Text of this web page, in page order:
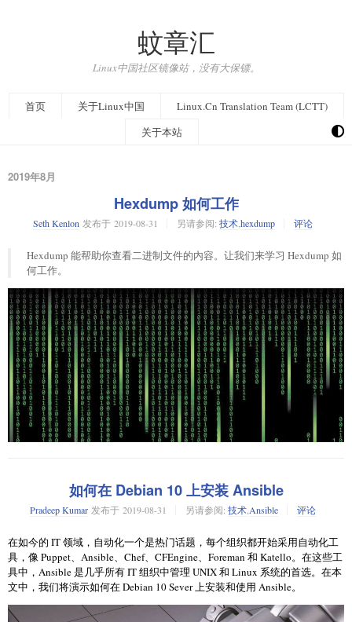
蚊章汇
Linux中国社区镜像站，没有大保镖。
首页 关于Linux中国
Linux.Cn Translation Team (LCTT)
关于本站
2019年8月
Hexdump 如何工作
Seth Kenlon 发布于 2019-08-31 另请参阅: 技术hexdump 评论
Hexdump 能帮助你查看二进制文件的内容。让我们来学习 Hexdump 如
何工作。
Hexdump 是个用十六进制、十进制、八进制数或 ASCII 码显示二进制文件
内容的工具。它是个用于检查的工具，也可用于数据恢复、逆向工程和编
程。
学习基本用法
如何在 Debian 10 上安装 Ansible
Pradeep Kumar 发布于 2019-08-31 另请参阅: 技术 Ansible 评论
在如今的 IT 领域，自动化一个是热门话题，每个组织都开始采用自动化工
具，像 Puppet、Ansible、Chef、CFEngine、Foreman 和 Katello。在这些工
具中，Ansible 是几乎所有 IT 组织中管理 UNIX 和 Linux 系统的首选。在本
文中，我们将演示如何在 Debian 10 Sever 上安装和使用 Ansible。